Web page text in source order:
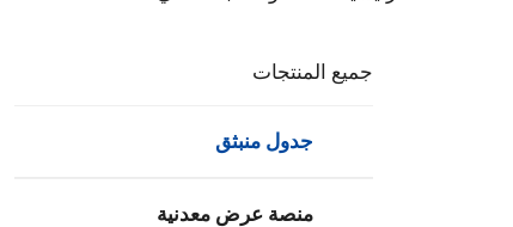
جميع المنتجات
جدول منبثق
منصة عرض معدنية